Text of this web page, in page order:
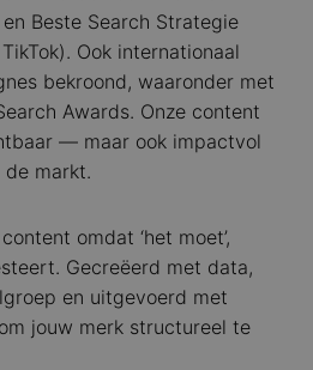
Beste Search Strategie
Ook internationaal
bekroond, waaronder met
Awards. Onze content
— maar ook impactvol
de markt.
omdat ‘het moet’,
Gecreëerd met data,
en uitgevoerd met
jouw merk structureel te